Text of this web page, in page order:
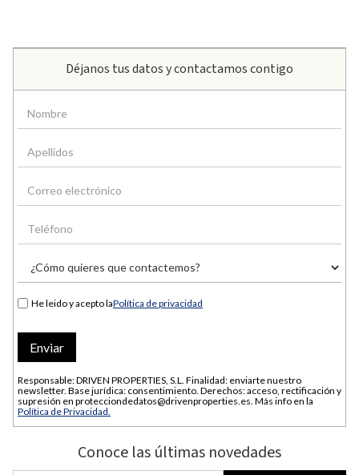
Déjanos tus datos y contactamos contigo
He leido y acepto laPolítica de privacidad
Responsable: DRIVEN PROPERTIES, S.L. Finalidad: enviarte nuestro
newsletter. Base jurídica: consentimiento. Derechos: acceso, rectificación y
supresión en protecciondedatos@drivenproperties.es. Más info en la
Política de Privacidad.
Conoce las últimas novedades